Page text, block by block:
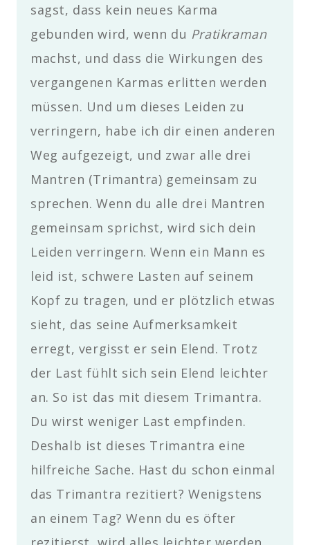
sagst, dass kein neues Karma
gebunden wird, wenn du Pratikraman
machst, und dass die Wirkungen des
vergangenen Karmas erlitten werden
müssen. Und um dieses Leiden zu
verringern, habe ich dir einen anderen
Weg aufgezeigt, und zwar alle drei
Mantren (Trimantra) gemeinsam zu
sprechen. Wenn du alle drei Mantren
gemeinsam sprichst, wird sich dein
Leiden verringern. Wenn ein Mann es
leid ist, schwere Lasten auf seinem
Kopf zu tragen, und er plötzlich etwas
sieht, das seine Aufmerksamkeit
erregt, vergisst er sein Elend. Trotz
der Last fühlt sich sein Elend leichter
an. So ist das mit diesem Trimantra.
Du wirst weniger Last empfinden.
Deshalb ist dieses Trimantra eine
hilfreiche Sache. Hast du schon einmal
das Trimantra rezitiert? Wenigstens
an einem Tag? Wenn du es öfter